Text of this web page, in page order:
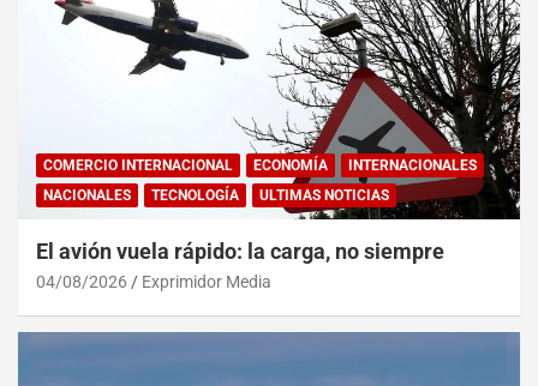
COMERCIO INTERNACIONAL ECONOMÍA
INTERNACIONALES
NACIONALES
TECNOLOGÍA ULTIMAS NOTICIAS
El avión vuela rápido: la carga, no siempre
04/08/2026 Exprimidor Media